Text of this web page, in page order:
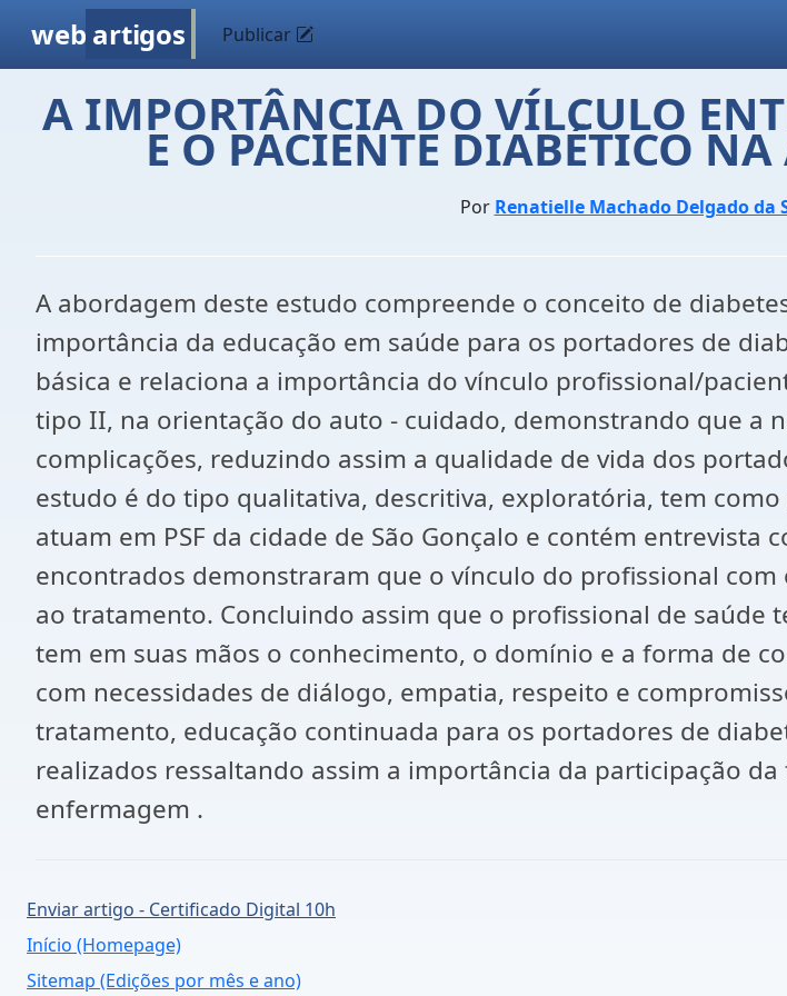
web artigos Publicar
A IMPORTÂNCIA DO VÍLCULO
E O PACIENTE DIABÉTICO
Por Renatielle Machado Delgado da
A abordagem deste estudo compreende o conceito de
importância da educação em saúde para os portadores de
básica e relaciona a importância do vínculo profissional/
tipo II, na orientação do auto - cuidado, demonstrando que a
complicações, reduzindo assim a qualidade de vida dos
estudo é do tipo qualitativa, descritiva, exploratória, tem
atuam em PSF da cidade de São Gonçalo e contém
encontrados demonstraram que o vínculo do profissional
ao tratamento. Concluindo assim que o profissional de
tem em suas mãos o conhecimento, o domínio e a forma de
com necessidades de diálogo, empatia, respeito e
tratamento, educação continuada para os portadores de
realizados ressaltando assim a importância da participação
enfermagem .
Enviar artigo - Certificado Digital 10h
Início (Homepage)
Sitemap (Edições por mês e ano)